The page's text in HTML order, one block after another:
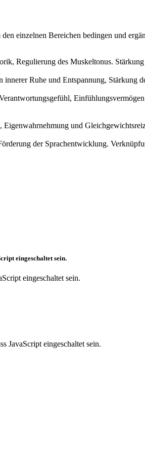
einzelnen Bereichen bedingen und
Regulierung des Muskeltonus.
innerer Ruhe und Entspannung, Stärkung
und
der Sprachentwicklung.
eingeschaltet sein.
eingeschaltet sein.
JavaScript eingeschaltet sein.